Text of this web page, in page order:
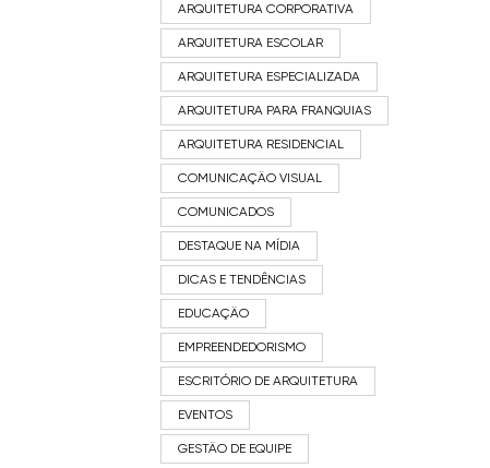
ARQUITETURA CORPORATIVA
ARQUITETURA ESCOLAR
ARQUITETURA ESPECIALIZADA
ARQUITETURA PARA FRANQUIAS
ARQUITETURA RESIDENCIAL
COMUNICAÇÃO VISUAL
COMUNICADOS
DESTAQUE NA MÍDIA
DICAS E TENDÊNCIAS
EDUCAÇÃO
EMPREENDEDORISMO
ESCRITÓRIO DE ARQUITETURA
EVENTOS
GESTÃO DE EQUIPE